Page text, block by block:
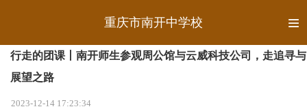
重庆市南开中学校
行走的团课丨南开师生参观周公馆与云威科技公司，走追寻与
展望之路
2023-12-14 17:23:34